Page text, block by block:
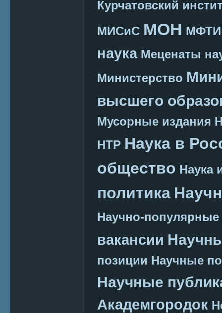
Курчатовский
МИСиС МОН МФТИ
наука Меценаты
Министерство
высшего
Мусорные издания
НТР Наука в
общество Наука
политика
Научно-
вакансии
позиции Научные
Научные
Академгородок